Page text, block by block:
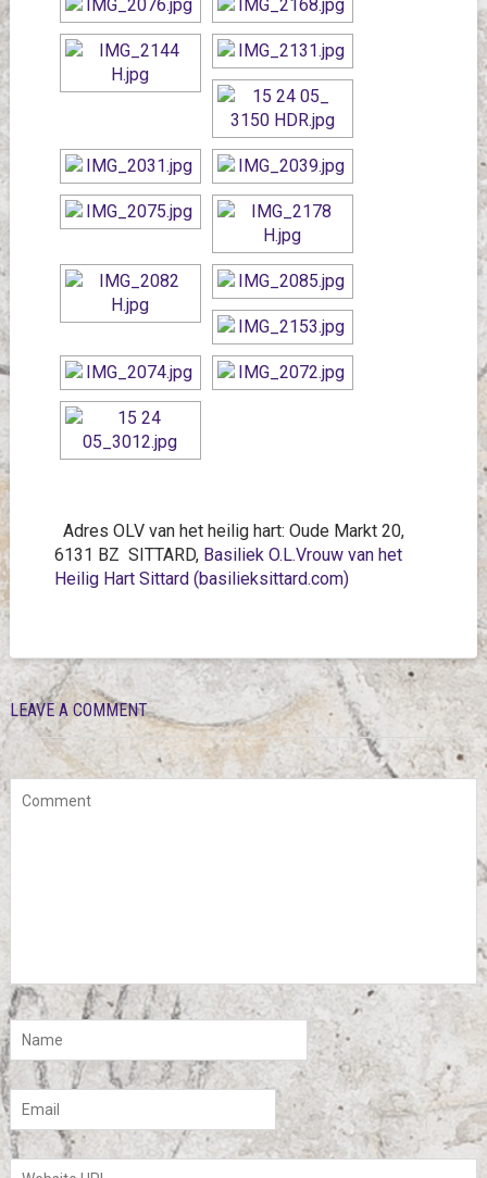
Adres OLV van het heilig hart: Oude Markt 20,
6131 BZ SITTARD, Basiliek O.L.Vrouw van het
Heilig Hart Sittard (basilieksittard.com)
LEAVE A COMMENT